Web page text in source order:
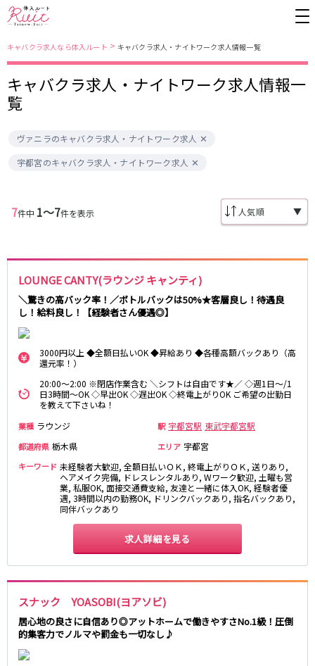
キャバクラ求人なら体入ルート > キャバクラ求人・ナイトワーク求人情報一覧
キャバクラ求人・ナイトワーク求人情報一
覧
ヴァニラのキャバクラ求人・ナイトワーク求人
宇都宮のキャバクラ求人・ナイトワーク求人
7件中 1〜7件を表示 ▼
LOUNGE CANTY(ラウンジ キャンティ)
＼驚きの高バック率！／ボトルバックは50%★客層良し！待遇良
し！給料良し！【経験者さん優遇◎】
3000円以上 ◆全額日払いOK ◆昇給あり ◆各種高額バックあり（高
還元率！）
20:00～2:00 ※閉店作業含む ＼シフトは自由です★／ ◇週1日～/1
日3時間～OK ◇早出OK ◇遅出OK ◇終電上がりOK ご希望の出勤日
を教えて下さいね！
業種 ラウンジ 駅 宇都宮駅 東武宇都宮駅
都道府県 栃木県 エリア 宇都宮
キーワード 未経験者大歓迎, 全額日払いＯＫ, 終電上がりＯＫ, 送りあり,
ヘアメイク完備, ドレスレンタルあり, Wワーク歓迎, 土曜も営
業, 私服OK, 面接交通費支給, 友達と一緒に体入OK, 経験者優
遇, 3時間以内の勤務OK, ドリンクバックあり, 指名バックあり,
同伴バックあり
求人詳細を見る
スナック YOASOBI(ヨアソビ)
居心地の良さに自信あり◎アットホームで働きやすさNo.1級！圧倒
的集客力でノルマや罰金も一切なし♪
東京都
錦糸町・亀戸
新橋
吉祥寺
五反田
八王子
練馬
六本木
品川・大井町・大森
秋葉原
中野
恵比寿
葛西
自由が丘・学芸大学
三軒茶屋・二子玉川
駒込・日暮里
荻窪・阿佐ヶ谷
浅草・浅草橋・両国
下北沢・経堂
東陽町・門前仲町
府中
高円寺
国分寺
亀有・金町
新宿
明大前・烏山
菊川・瑞江
高田馬場・大久保
大泉学園・石神井公園
神奈川県
関内
川崎
藤沢・鎌倉
相模原
東京メトロ日比谷線
秋葉原駅
北千住駅
恵比寿駅
六本木駅
東新宿駅
両国駅
東中野駅
飯田橋駅
千葉駅
錦糸町駅
船橋駅
秋葉原駅
中野駅
本八幡駅
西船橋駅
津田沼駅
亀戸駅
小岩駅
高円寺駅
荻窪駅
阿佐ヶ谷駅
新小岩駅
稲毛駅
東中野駅
飯田橋駅
下総中山駅
幕張本郷駅